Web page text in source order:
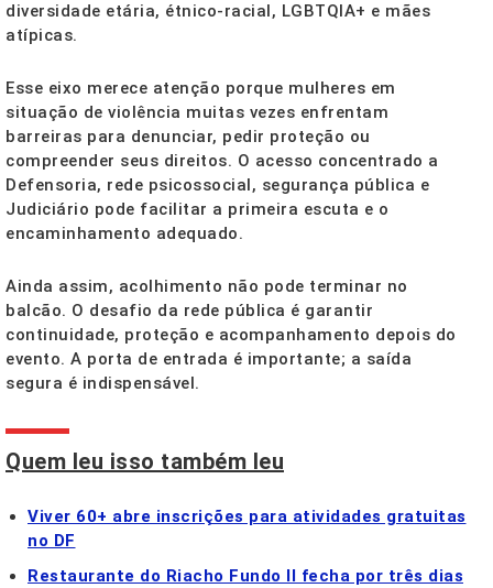
diversidade etária, étnico-racial, LGBTQIA+ e mães
atípicas.
Esse eixo merece atenção porque mulheres em
situação de violência muitas vezes enfrentam
barreiras para denunciar, pedir proteção ou
compreender seus direitos. O acesso concentrado a
Defensoria, rede psicossocial, segurança pública e
Judiciário pode facilitar a primeira escuta e o
encaminhamento adequado.
Ainda assim, acolhimento não pode terminar no
balcão. O desafio da rede pública é garantir
continuidade, proteção e acompanhamento depois do
evento. A porta de entrada é importante; a saída
segura é indispensável.
Quem leu isso também leu
Viver 60+ abre inscrições para atividades gratuitas
no DF
Restaurante do Riacho Fundo II fecha por três dias